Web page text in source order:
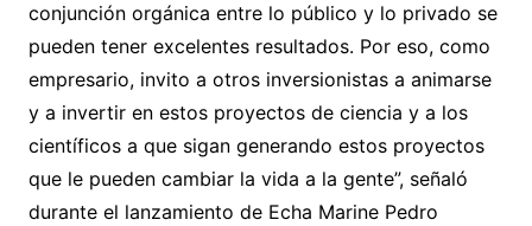
conjunción orgánica entre lo público y lo privado se
pueden tener excelentes resultados. Por eso, como
empresario, invito a otros inversionistas a animarse
y a invertir en estos proyectos de ciencia y a los
científicos a que sigan generando estos proyectos
que le pueden cambiar la vida a la gente”, señaló
durante el lanzamiento de Echa Marine Pedro